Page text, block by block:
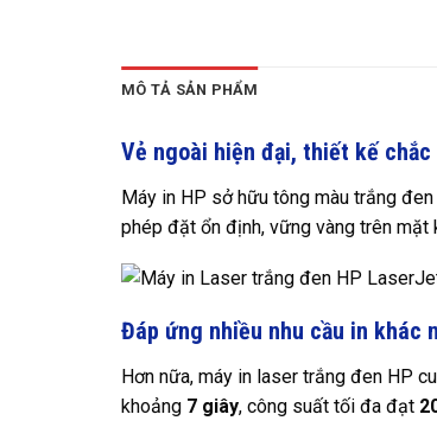
MÔ TẢ SẢN PHẨM
Vẻ ngoài hiện đại, thiết kế chắc
Máy in HP sở hữu tông màu trắng
phép đặt ổn định, vững vàng trên mặt
Đáp ứng nhiều nhu cầu in khác
Hơn nữa, máy in laser trắng đen HP
khoảng 7 giây, công suất tối đa đạt